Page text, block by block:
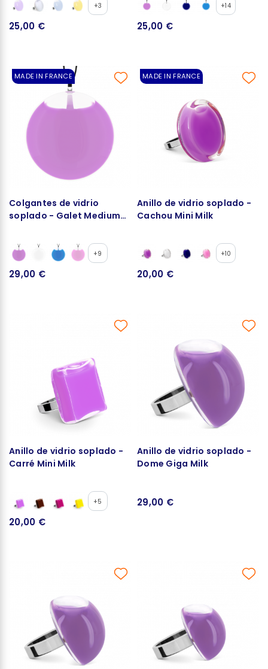
+3
25,00 €
+14
25,00 €
MADE IN FRANCE
Colgantes de vidrio
soplado - Galet Medium
+9
29,00 €
MADE IN FRANCE
Anillo de vidrio soplado -
Cachou Mini Milk
+10
20,00 €
Anillo de vidrio soplado -
Carré Mini Milk
+5
20,00 €
Anillo de vidrio soplado -
Dome Giga Milk
29,00 €